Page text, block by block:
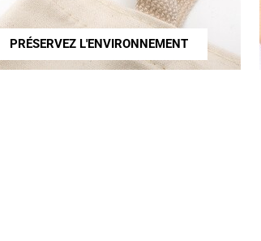
PRÉSERVEZ L'ENVIRONNEMENT